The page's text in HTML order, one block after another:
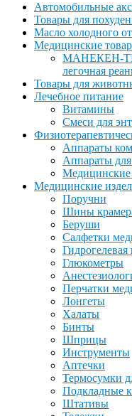
Автомобильные
Товары для
Масло холодного
Медицинские
МАНЕКЕН-
легочная
Товары для
Лечебное питание
Витамины
Смеси для
Аппараты
Аппараты
Медицинские
Медицинские
Поручни
Шины
Беруши
Салфетки
Глюкометры
Перчатки
Лонгеты
Халаты
Бинты
Шприцы
Инструменты
Аптечки
Термосумки
Подкладные
Штативы